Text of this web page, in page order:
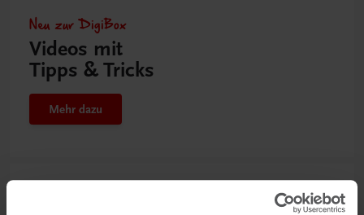
Neu zur DigiBox
Videos mit
Tipps & Tricks
Mehr dazu